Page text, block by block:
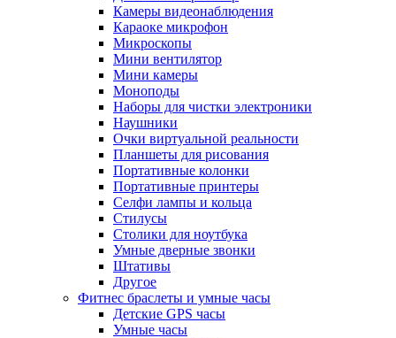
Камеры видеонаблюдения
Караоке микрофон
Микроскопы
Мини вентилятор
Мини камеры
Моноподы
Наборы для чистки электроники
Наушники
Очки виртуальной реальности
Планшеты для рисования
Портативные колонки
Портативные принтеры
Селфи лампы и кольца
Стилусы
Столики для ноутбука
Умные дверные звонки
Штативы
Другое
Фитнес браслеты и умные часы
Детские GPS часы
Умные часы